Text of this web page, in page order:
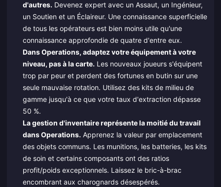
d'autres. Devenez expert avec un Assaut, un Ingénieur,
un Soutien et un Éclaireur. Une connaissance superficielle
de tous les opérateurs est bien moins utile qu'une
connaissance approfondie de quatre d'entre eux.
Dans Operations, adaptez votre équipement à votre
niveau, pas à la carte. Les nouveaux joueurs s'équipent
trop par peur et perdent des fortunes en butin sur une
seule mauvaise rotation. Utilisez des kits de milieu de
gamme jusqu'à ce que votre taux d'extraction dépasse
50 %.
La gestion d'inventaire représente la moitié du travail
dans Operations. Apprenez la valeur par emplacement
des objets communs. Les munitions, les batteries, les kits
de soin et certains composants ont des ratios
profit/poids exceptionnels. Laissez le bric-à-brac
encombrant aux charognards désespérés.